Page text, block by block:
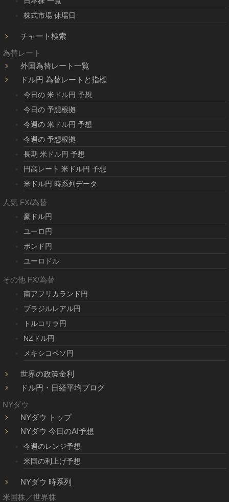
株式市場 休場日
チャート検索
為替レート
外国為替レート一覧
ドル円 為替レートと指標
今日の 米ドル円 予想
今日の 予想根拠
今週の 米ドル円 予想
今週の 予想根拠
長期 米ドル円 予想
円高レート 米ドル円 予想
米ドル円 時系列データ
人気 FX/為替
豪ドル円
ユーロ円
ポンド円
ユーロドル
その他 FX/為替
南アフリカランド円
ブラジルレアル円
トルコリラ円
NZドル円
メキシコペソ円
世界の政策金利
ドル円・日経平均ブログ
NYダウ
NYダウ トップ
NYダウ 今日のAI予想
今週のレンジ予想
米国の利上げ予想
NYダウ 時系列
米国株／世界株